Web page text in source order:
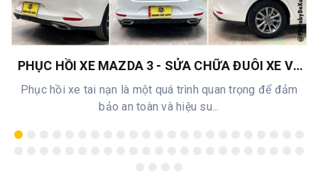
PHỤC HỒI XE MAZDA 3 - SỬA CHỮA ĐUÔI XE VỀ
NGUYÊN BẢN TẠI QUANG ĐỨC AUTO
Phục hồi xe tai nạn là một quá trình quan trọng để đảm
bảo an toàn và hiệu su...